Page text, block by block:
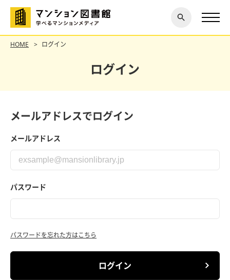
探す
閉じ
る
HOME ログイン
ログイン
メールアドレスでログイン
メールアドレス
パスワード
パスワードを忘れた方はこちら
ログイン